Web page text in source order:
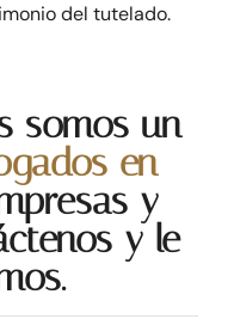
del tutelado.
somos un
en
y
y le